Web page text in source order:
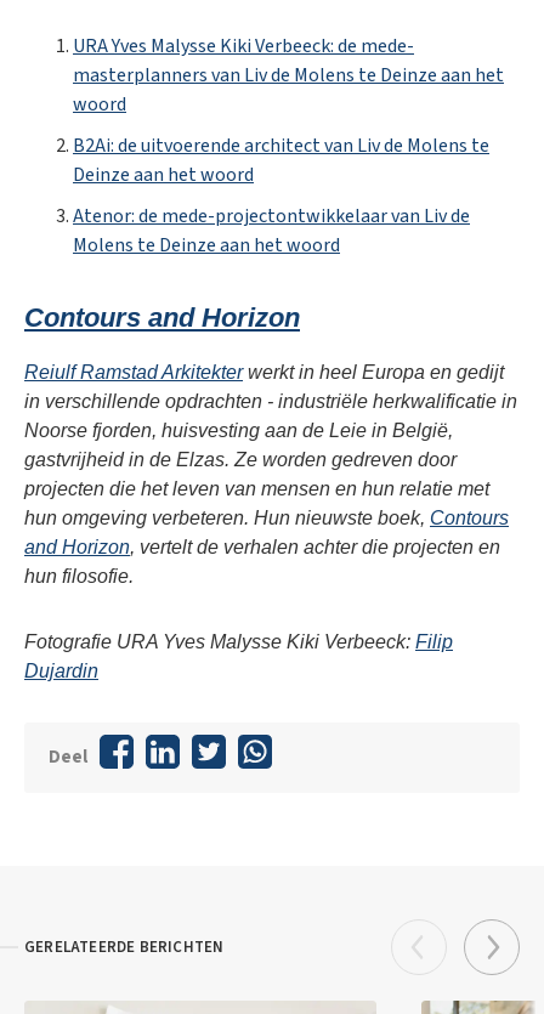
URA Yves Malysse Kiki Verbeeck: de mede-
masterplanners van Liv de Molens te Deinze aan het
woord
B2Ai: de uitvoerende architect van Liv de Molens te
Deinze aan het woord
Atenor: de mede-projectontwikkelaar van Liv de
Molens te Deinze aan het woord
Contours and Horizon
Reiulf Ramstad Arkitekterwerkt in heel Europa en gedijt
in verschillende opdrachten - industriële herkwalificatie in
Noorse fjorden, huisvesting aan de Leie in België,
gastvrijheid in de Elzas. Ze worden gedreven door
projecten die het leven van mensen en hun relatie met
hun omgeving verbeteren. Hun nieuwste boek, Contours
and Horizon, vertelt de verhalen achter die projecten en
hun filosofie.
Fotografie URA Yves Malysse Kiki Verbeeck: Filip
Dujardin
Deel
GERELATEERDE BERICHTEN